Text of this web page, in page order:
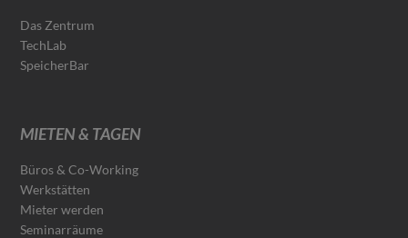
Das Zentrum
TechLab
SpeicherBar
MIETEN & TAGEN
Büros & Co-Working
Werkstätten
Mieter werden
Seminarräume